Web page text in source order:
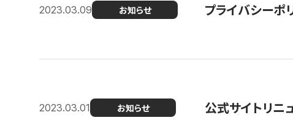
2023.03.09 お知らせ プライバシーポ
2023.03.01 お知らせ 公式サイトリニ